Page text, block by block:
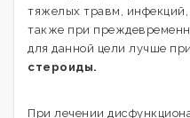
тяжелых травм, инфекций,
также при
для данной цели лучше
стероиды.
При лечении